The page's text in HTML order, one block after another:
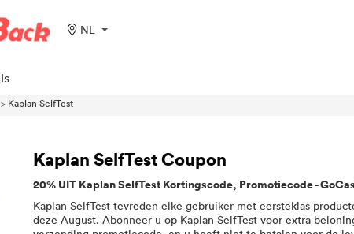
NL
> Kaplan SelfTest
Kaplan SelfTest Coupon
20% UIT Kaplan SelfTest Kortingscode, Promotiecode -
Kaplan SelfTest tevreden elke gebruiker met eersteklas
deze August. Abonneer u op Kaplan SelfTest voor extra